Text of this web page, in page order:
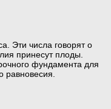
Эти числа говорят о
принесут плоды.
фундамента для
равновесия.